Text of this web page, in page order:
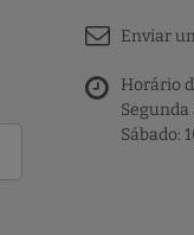
Enviar
Horário
Segunda
Sábado: